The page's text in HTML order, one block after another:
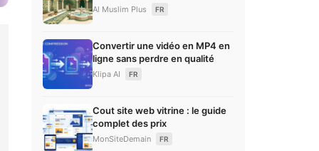
Al Muslim Plus FR
Convertir une vidéo en MP4 en
ligne sans perdre en qualité
Klipa AI FR
Cout site web vitrine : le guide
complet des prix
MonSiteDemain FR